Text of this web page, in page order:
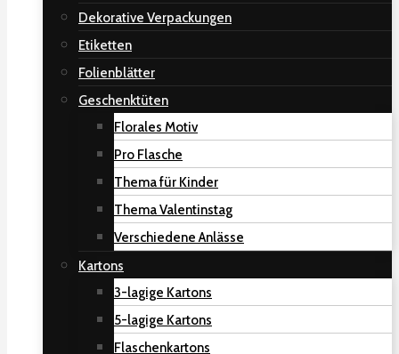
Dekorative Verpackungen
Etiketten
Folienblätter
Geschenktüten
Florales Motiv
Pro Flasche
Thema für Kinder
Thema Valentinstag
Verschiedene Anlässe
Kartons
3-lagige Kartons
5-lagige Kartons
Flaschenkartons